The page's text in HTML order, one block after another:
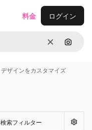
消去 画像で
料金 ログイン
デザインをカスタマイズ
検索フィルター